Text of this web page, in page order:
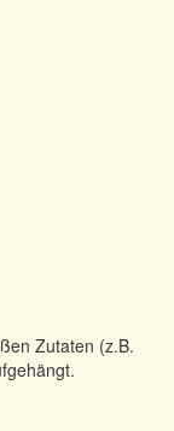
Zutaten (z.B.